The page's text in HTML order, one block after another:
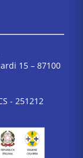
15 – 87100
- 251212